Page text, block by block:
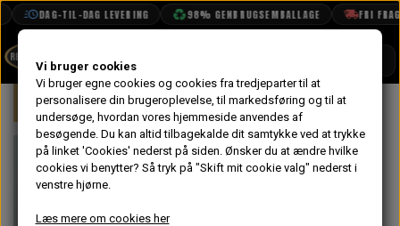
DAG-TIL-DAG LEVERING 98% GENBRUGSEMBALLAGE FRI FRAGT
BOOK TID
PROJEKTER
TEKNISK DATA
Forside Mini Motor Topstykke
Krom Sæt,
Vi bruger cookies
Vi bruger egne cookies og cookies fra tredjeparter til at
personalisere din brugeroplevelse, til markedsføring og til at
undersøge, hvordan vores hjemmeside anvendes af
besøgende. Du kan altid tilbagekalde dit samtykke ved at trykke
på linket 'Cookies' nederst på siden. Ønsker du at ændre hvilke
cookies vi benytter? Så tryk på "Skift mit cookie valg" nederst i
venstre hjørne.
Læs mere om cookies her